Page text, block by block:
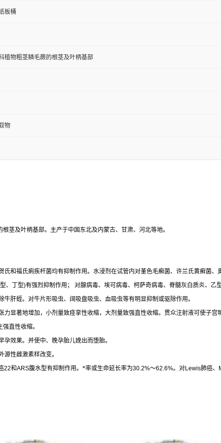
板桶
植物粗茎鳞毛蕨的根茎及叶柄基部
物
根茎及叶柄基部。主产于中国东北及内蒙古、甘肃、河北等地。
和福氏痢疾杆菌均有抑制作用。水浸剂在试管内对堇色毛癣菌、许兰氏黄癣菌、
、丁型)有强烈抑制作用； 对腺病毒、埃可病毒、柯萨奇病毒、脊髓灰白质炎、乙
肝蛭。对牛片形吸虫、阔吸盘吸虫、血吸虫等有明显抑制或驱除作用。
显著地增加，小剂量致痉挛性收缩，大剂量致强直性收缩。贯众注射液可使子
强直性收缩。
效果。并使中、晚孕胎儿娩出而堕胎。
性雌激素样改变。
22和ARS腹水型有抑制作用。*率或生命延长率为30.2%～62.6%。对Lewis肺癌、